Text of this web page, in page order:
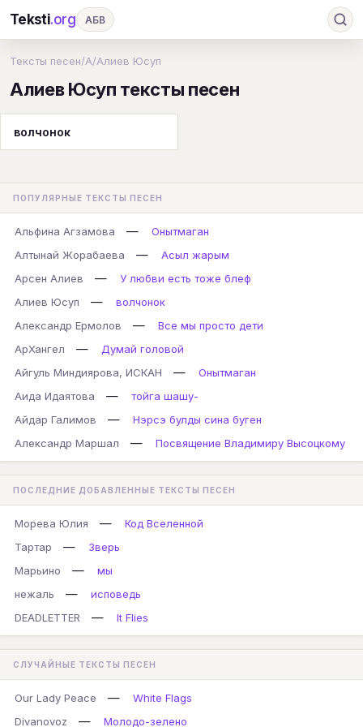
Teksti.org АБВ
И К Л М Н О
Т У Ф Х Ц
Я En A B C
H I J K L M N O P
Q R S T U V W X Y
#
Тексты песен/А/Алиев Юсуп
Алиев Юсуп тексты песен
волчонок
ПОПУЛЯРНЫЕ ТЕКСТЫ ПЕСЕН
Альфина Агзамова —
Онытмаган
Алтынай Жорабаева
—
Асыл жарым
Арсен Алиев
—
У любви есть тоже блеф
Алиев Юсуп
—
волчонок
Александр Ермолов
—
Все мы просто дети
АрХангел
—
Думай головой
Айгуль Миндиярова, ИСКАН
—
Онытмаган
Аида Идаятова
—
тойга шашу-
Айдар Галимов
—
Нэрсэ булды сина буген
Александр Маршал
— Посвящение Владимиру Высоцкому
ПОСЛЕДНИЕ ДОБАВЛЕННЫЕ ТЕКСТЫ ПЕСЕН
Морева Юлия —
Код Вселенной
Тартар
—
Зверь
Марьино
—
мы
нежаль
—
исповедь
DEADLETTER
— It Flies
СЛУЧАЙНЫЕ ТЕКСТЫ ПЕСЕН
Our Lady Peace —
White Flags
Divanovoz
— Молодо-зелено